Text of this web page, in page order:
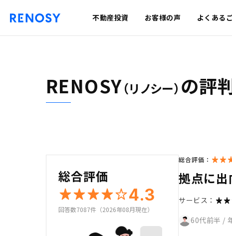
不動産投資 お客様の声 よくある
RENOSY（リノシー） の評
総合評価
4.3
回答数7087件（2026年08月現在）
総合評価：
拠点に
サービス：
60代前半 /